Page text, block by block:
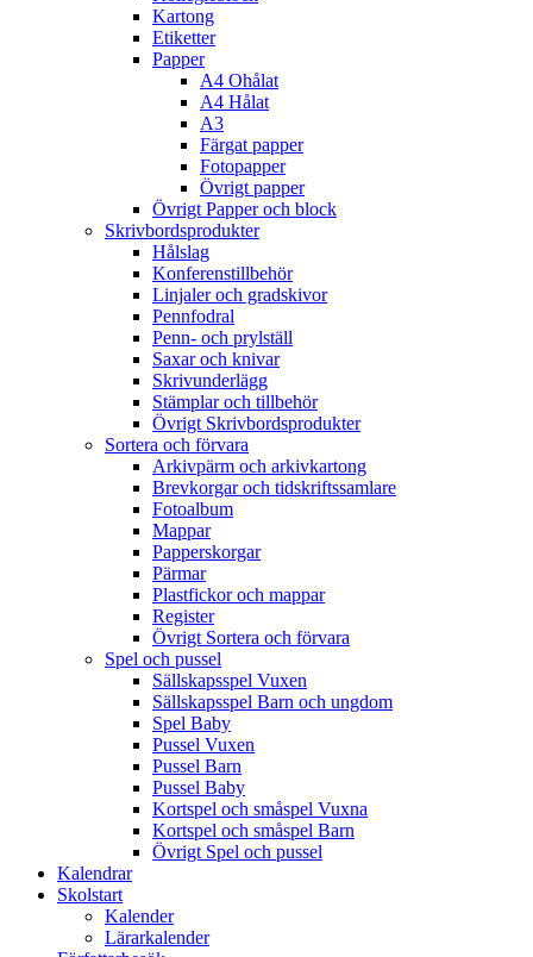
Kartong
Etiketter
Papper
A4 Ohålat
A4 Hålat
A3
Färgat papper
Fotopapper
Övrigt papper
Övrigt Papper och block
Skrivbordsprodukter
Hålslag
Konferenstillbehör
Linjaler och gradskivor
Pennfodral
Penn- och prylställ
Saxar och knivar
Skrivunderlägg
Stämplar och tillbehör
Övrigt Skrivbordsprodukter
Sortera och förvara
Arkivpärm och arkivkartong
Brevkorgar och tidskriftssamlare
Fotoalbum
Mappar
Papperskorgar
Pärmar
Plastfickor och mappar
Register
Övrigt Sortera och förvara
Spel och pussel
Sällskapsspel Vuxen
Sällskapsspel Barn och ungdom
Spel Baby
Pussel Vuxen
Pussel Barn
Pussel Baby
Kortspel och småspel Vuxna
Kortspel och småspel Barn
Övrigt Spel och pussel
Kalendrar
Skolstart
Kalender
Lärarkalender